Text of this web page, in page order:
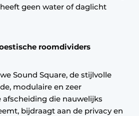
geen water of daglicht
roomdividers
Sound Square, de stijlvolle
modulaire en zeer
die nauwelijks
bijdraagt aan de privacy en